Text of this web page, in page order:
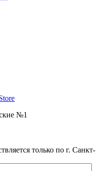
№1
только по г. Санкт-